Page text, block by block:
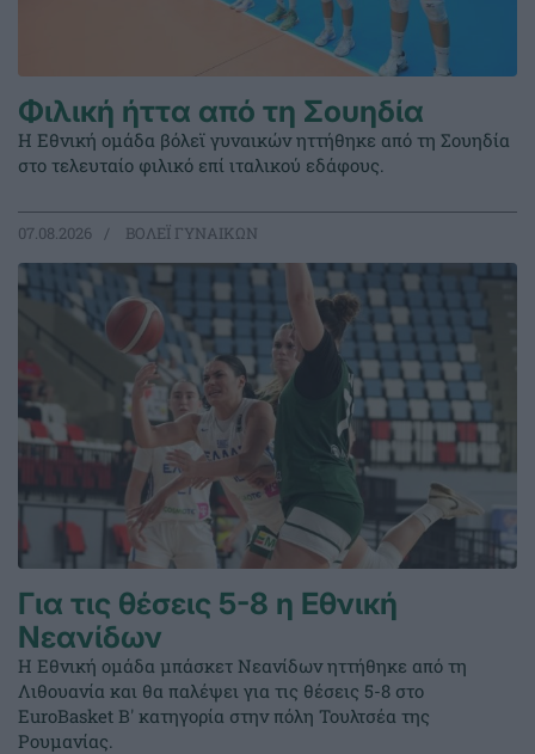
Φιλική ήττα από τη Σουηδία
Η Εθνική ομάδα βόλεϊ γυναικών ηττήθηκε από τη Σουηδία
στο τελευταίο φιλικό επί ιταλικού εδάφους.
07.08.2026 ΒΟΛΕΪ ΓΥΝΑΙΚΩΝ
Για τις θέσεις 5-8 η Εθνική
Νεανίδων
Η Εθνική ομάδα μπάσκετ Νεανίδων ηττήθηκε από τη
Λιθουανία και θα παλέψει για τις θέσεις 5-8 στο
EuroBasket Β' κατηγορία στην πόλη Τουλτσέα της
Ρουμανίας.